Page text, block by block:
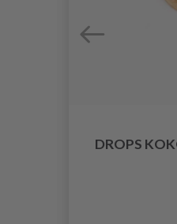
DROPS